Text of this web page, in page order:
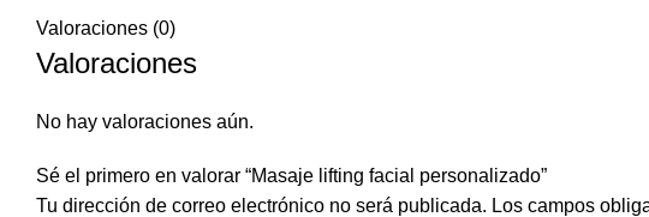
Valoraciones (0)
Valoraciones
No hay valoraciones aún.
Sé el primero en valorar “Masaje lifting facial personalizado”
Tu dirección de correo electrónico no será publicada. Los campos